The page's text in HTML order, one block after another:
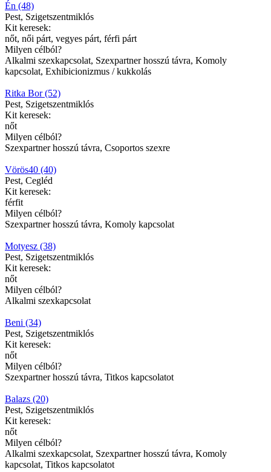
Én (48)
Pest, Szigetszentmiklós
Kit keresek:
nőt, női párt, vegyes párt, férfi párt
Milyen célból?
Alkalmi szexkapcsolat, Szexpartner hosszú távra, Komoly
kapcsolat, Exhibicionizmus / kukkolás
Ritka Bor (52)
Pest, Szigetszentmiklós
Kit keresek:
nőt
Milyen célból?
Szexpartner hosszú távra, Csoportos szexre
Vörös40 (40)
Pest, Cegléd
Kit keresek:
férfit
Milyen célból?
Szexpartner hosszú távra, Komoly kapcsolat
Motyesz (38)
Pest, Szigetszentmiklós
Kit keresek:
nőt
Milyen célból?
Alkalmi szexkapcsolat
Beni (34)
Pest, Szigetszentmiklós
Kit keresek:
nőt
Milyen célból?
Szexpartner hosszú távra, Titkos kapcsolatot
Balazs (20)
Pest, Szigetszentmiklós
Kit keresek:
nőt
Milyen célból?
Alkalmi szexkapcsolat, Szexpartner hosszú távra, Komoly
kapcsolat, Titkos kapcsolatot